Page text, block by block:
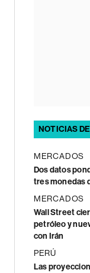
NOTICIAS
MERCADOS
Dos datos
tres monedas
MERCADOS
Wall Street
petróleo y
con Irán
PERÚ
Las